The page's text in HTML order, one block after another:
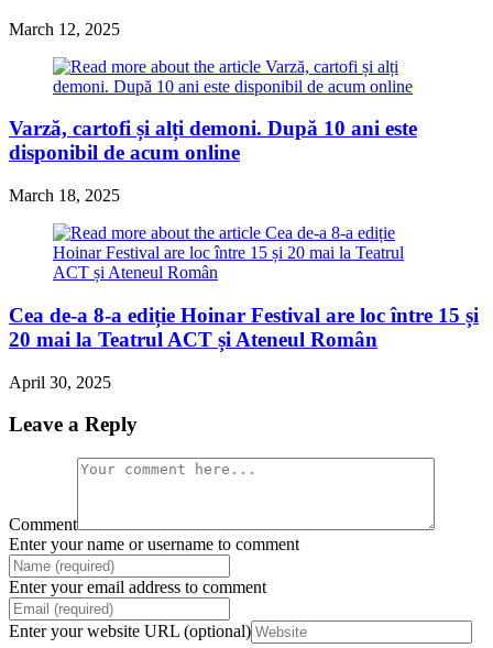
March 12, 2025
Varză, cartofi și alți demoni. După 10 ani este
disponibil de acum online
March 18, 2025
Cea de-a 8-a ediție Hoinar Festival are loc între 15 și
20 mai la Teatrul ACT și Ateneul Român
April 30, 2025
Leave a Reply
Comment
Enter your name or username to comment
Enter your email address to comment
Enter your website URL (optional)